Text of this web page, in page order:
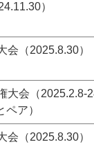
）
（2025.8.30）
会（2025.2.8-
ア）
（2025.8.30）